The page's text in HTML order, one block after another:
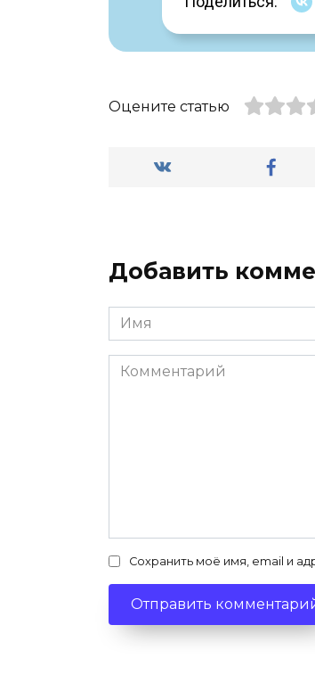
Оцените статью
Добавить
Имя
*
Комментарий
Сохранить моё имя, email и